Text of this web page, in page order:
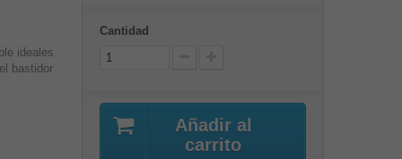
ideales
bastidor
Cantidad
Añadir al
carrito